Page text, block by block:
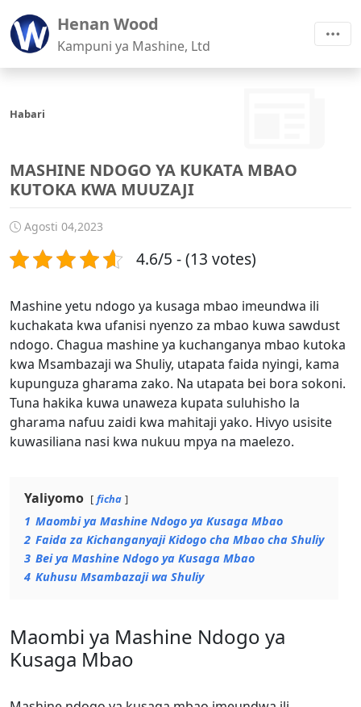
Henan Wood
Kampuni ya Mashine, Ltd
Habari
MASHINE NDOGO YA KUKATA MBAO
KUTOKA KWA MUUZAJI
Agosti 04,2023
4.6/5 - (13 votes)
Mashine yetu ndogo ya kusaga mbao imeundwa ili
kuchakata kwa ufanisi nyenzo za mbao kuwa sawdust
ndogo. Chagua mashine ya kuchanganya mbao kutoka
kwa Msambazaji wa Shuliy, utapata faida nyingi, kama
kupunguza gharama zako. Na utapata bei bora sokoni.
Tuna hakika kuwa unaweza kupata suluhisho la
gharama nafuu zaidi kwa mahitaji yako. Hivyo usisite
kuwasiliana nasi kwa nukuu mpya na maelezo.
Yaliyomo ficha
1 Maombi ya Mashine Ndogo ya Kusaga Mbao
2 Faida za Kichanganyaji Kidogo cha Mbao cha Shuliy
3 Bei ya Mashine Ndogo ya Kusaga Mbao
4 Kuhusu Msambazaji wa Shuliy
Maombi ya Mashine Ndogo ya
Kusaga Mbao